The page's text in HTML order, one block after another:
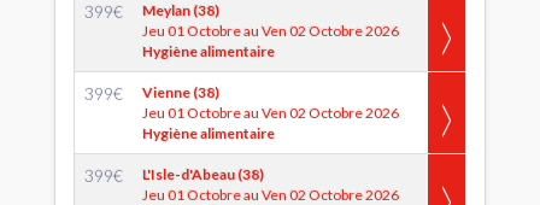
399€
Meylan (38)
Jeu 01 Octobre au Ven 02 Octobre 2026
Hygiène alimentaire
399€
Vienne (38)
Jeu 01 Octobre au Ven 02 Octobre 2026
Hygiène alimentaire
399€
L'Isle-d'Abeau (38)
Jeu 01 Octobre au Ven 02 Octobre 2026